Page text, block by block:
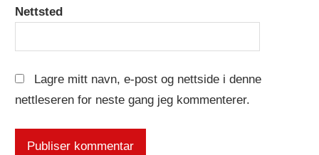
Nettsted
Lagre mitt navn, e-post og nettside i denne
nettleseren for neste gang jeg kommenterer.